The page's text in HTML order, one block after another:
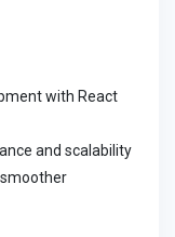
with React
and scalability